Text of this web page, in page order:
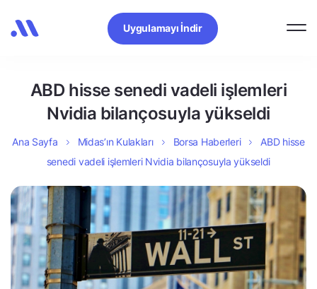
Uygulamayı İndir
ABD hisse senedi vadeli işlemleri
Nvidia bilançosuyla yükseldi
Ana Sayfa Midas’ın Kulakları Borsa Haberleri
ABD hisse
senedi vadeli işlemleri Nvidia bilançosuyla yükseldi